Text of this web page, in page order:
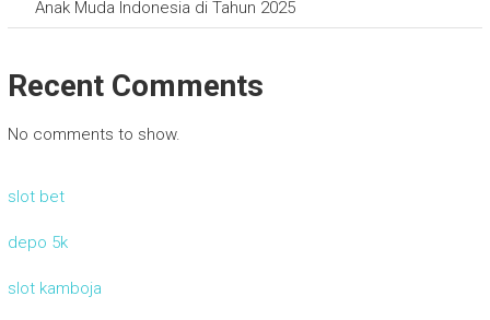
Anak Muda Indonesia di Tahun 2025
Recent Comments
No comments to show.
slot bet
depo 5k
slot kamboja